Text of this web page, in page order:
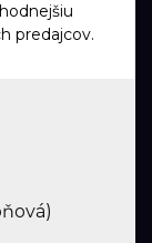
predajcov.